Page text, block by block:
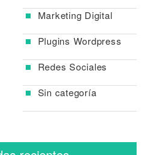
Marketing Digital
Plugins Wordpress
Redes Sociales
Sin categoría